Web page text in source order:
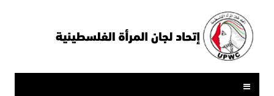
المحتوى